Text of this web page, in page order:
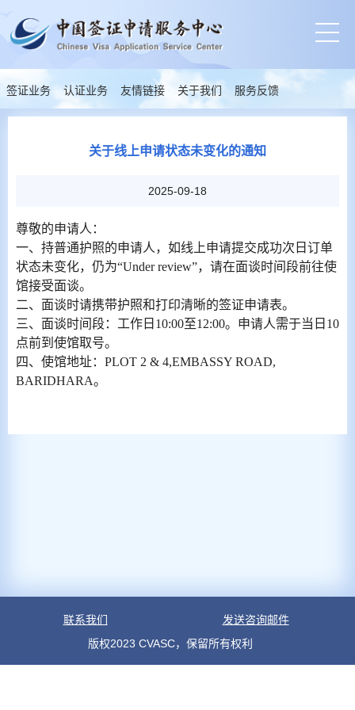
签证业务 认证业务 友情链接 关于我们 服务反馈
关于线上申请状态未变化的通知
2025-09-18
尊敬的申请人：
一、持普通护照的申请人，如线上申请提交成功次日订单
状态未变化，仍为“Under review”，请在面谈时间段前往使
馆接受面谈。
二、面谈时请携带护照和打印清晰的签证申请表。
三、面谈时间段：工作日10:00至12:00。申请人需于当日10
点前到使馆取号。
四、使馆地址：PLOT 2 & 4,EMBASSY ROAD,
BARIDHARA。
联系我们
发送咨询邮件
版权2023 CVASC，保留所有权利